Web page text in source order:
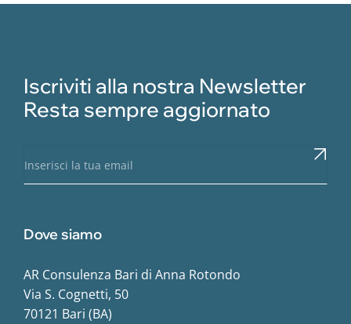
Iscriviti alla nostra Newsletter
Resta sempre aggiornato
Dove siamo
AR Consulenza Bari di Anna Rotondo
Via S. Cognetti, 50
70121 Bari (BA)